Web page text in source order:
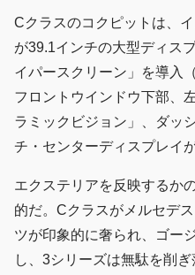
Cクラスのコクピットは、
が39.1インチの大型ディス
イパースクリーン」を導入
フロントウインドウ下部、
ラミックビジョン」、ダッ
チ・センターディスプレイ
エクステリアを反映するか
的だ。Cクラスがメルセデ
ツが印象的に奢られ、ゴー
し、3シリーズは無駄を削